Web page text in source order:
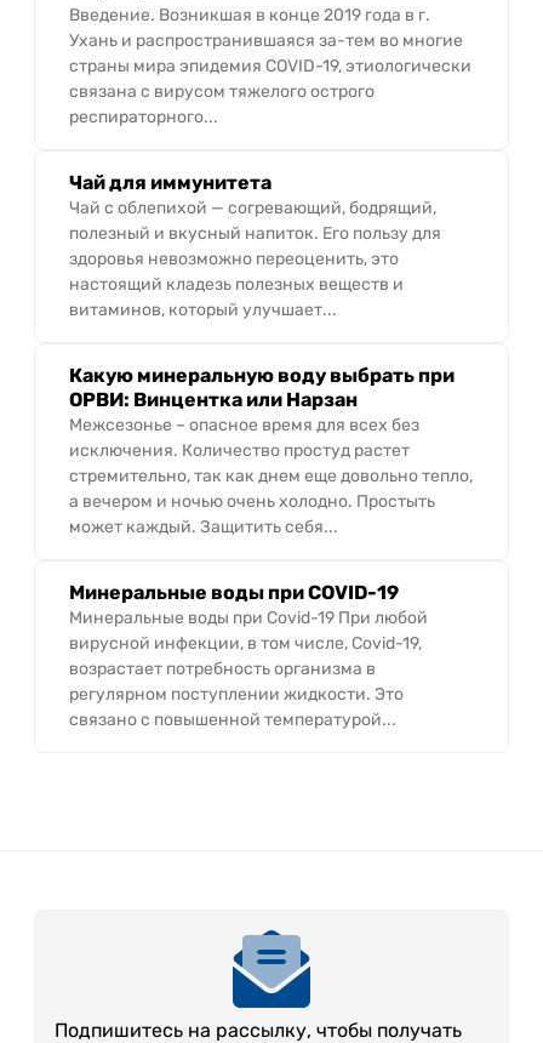
Введение. Возникшая в конце 2019 года в г.
Ухань и распространившаяся за-тем во многие
страны мира эпидемия COVID-19, этиологически
связана с вирусом тяжелого острого
респираторного...
Чай для иммунитета
Чай с облепихой — согревающий, бодрящий,
полезный и вкусный напиток. Его пользу для
здоровья невозможно переоценить, это
настоящий кладезь полезных веществ и
витаминов, который улучшает...
Какую минеральную воду выбрать при
ОРВИ: Винцентка или Нарзан
Межсезонье – опасное время для всех без
исключения. Количество простуд растет
стремительно, так как днем еще довольно тепло,
а вечером и ночью очень холодно. Простыть
может каждый. Защитить себя...
Минеральные воды при COVID-19
Минеральные воды при Covid-19 При любой
вирусной инфекции, в том числе, Covid-19,
возрастает потребность организма в
регулярном поступлении жидкости. Это
связано с повышенной температурой...
Подпишитесь на рассылку, чтобы получать